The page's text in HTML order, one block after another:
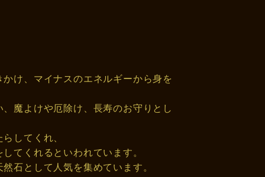
け、マイナスのエネルギーから身を
魔よけや厄除け、長寿のお守りとし
してくれ、
てくれるといわれています。
石として人気を集めています。